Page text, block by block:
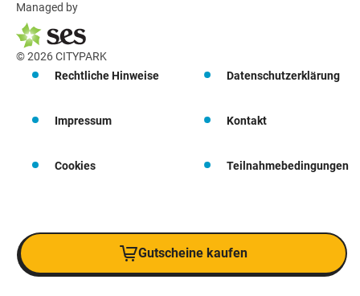
Managed by
© 2026 CITYPARK
Rechtliche Hinweise
Datenschutzerklärung
Impressum Kontakt
Cookies Teilnahmebedingungen
Gutscheine kaufen